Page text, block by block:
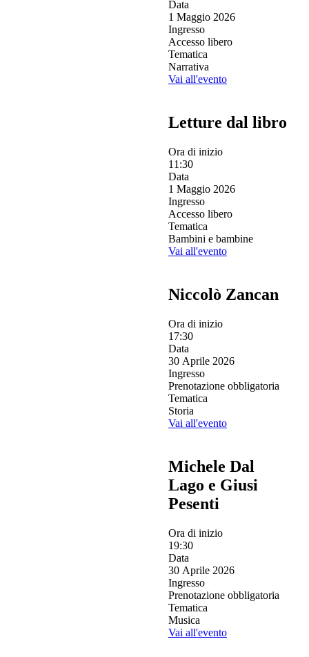
Data
1 Maggio 2026
Ingresso
Accesso libero
Tematica
Narrativa
Vai all'evento
Letture dal libro
Ora di inizio
11:30
Data
1 Maggio 2026
Ingresso
Accesso libero
Tematica
Bambini e bambine
Vai all'evento
Niccolò Zancan
Ora di inizio
17:30
Data
30 Aprile 2026
Ingresso
Prenotazione obbligatoria
Tematica
Storia
Vai all'evento
Michele Dal
Lago e Giusi
Pesenti
Ora di inizio
19:30
Data
30 Aprile 2026
Ingresso
Prenotazione obbligatoria
Tematica
Musica
Vai all'evento